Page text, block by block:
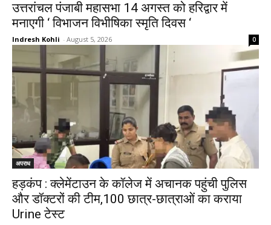
उत्तरांचल पंजाबी महासभा 14 अगस्त को हरिद्वार में
मनाएगी ‘ विभाजन विभीषिका स्मृति दिवस ‘
Indresh Kohli - August 5, 2026 0
अपराध
हड़कंप : क्लेमेंटाउन के कॉलेज में अचानक पहुंची पुलिस
और डॉक्टरों की टीम,100 छात्र-छात्राओं का कराया
Urine टेस्ट